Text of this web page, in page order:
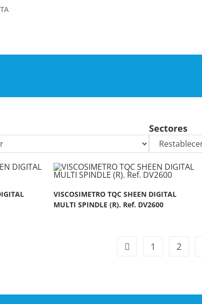
Sectores
VISCOSIMETRO TQC SHEEN DIGITAL
MULTI SPINDLE (R). Ref. DV2600
1 2